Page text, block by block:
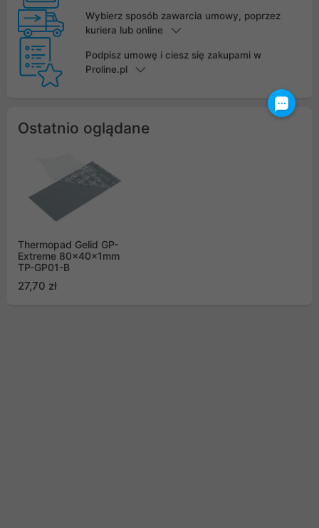
Wybierz sposób zawarcia umowy, poprzez
kuriera lub online
Podpisz umowę i ciesz się zakupami w
Proline.pl
Ostatnio oglądane
Thermopad Gelid GP-
Extreme 80x40x1mm
TP-GP01-B
27,70 zł